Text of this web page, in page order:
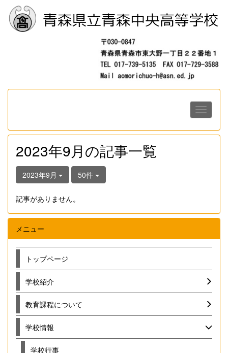
2023年9月の記事一覧
2023年9月 50件
記事がありません。
メニュー
トップページ
学校紹介
教育課程について
学校情報
学校行事